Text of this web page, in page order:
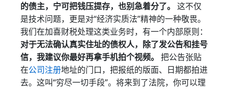
的债主，宁可把钱压提存，也别急着分了。 这不仅
是技术问题，更是对“经济实质法”精神的一种敬畏。
我们在加喜财税处理这类业务时，有一个内部原则：
对于无法确认真实住址的债权人，除了发公告和挂号
信，我建议你最好再拿手机拍个视频。 把公告张贴
在公司注册地址的门口，把报纸的版面、日期都拍进
去。这叫“穷尽一切手段”。将来到了法院，你可以理